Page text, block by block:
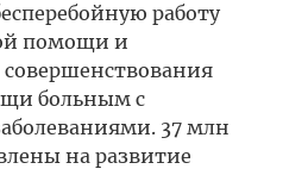
работу
помощи и
больным с
37 млн
на развитие